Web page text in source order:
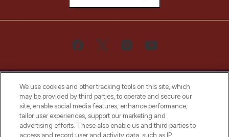
Bądź pierwszą osobą, która dowie się o
najnowszych produktach, od niszowych i
We use cookies and other tracking tools on this site, which
may be provided by third parties, to operate and secure our
site, enable social media features, enhance performance,
tailor user experiences, support our marketing and
advertising efforts. These also enable us and third parties to
access and record user and activity data, such as IP